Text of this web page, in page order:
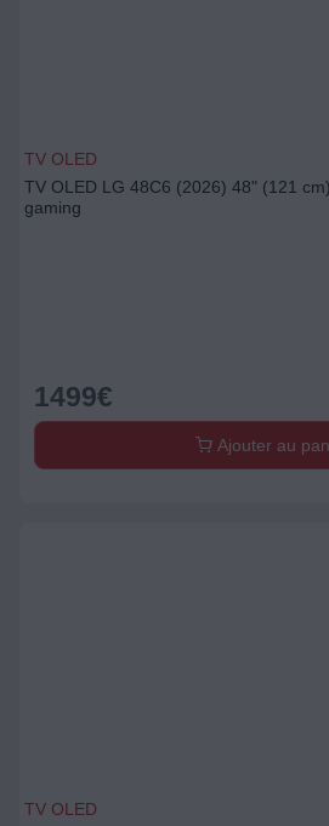
TV OLED
TV OLED LG 48C6 (2026) 48" (121
gaming
1499€
Ajouter au
TV OLED